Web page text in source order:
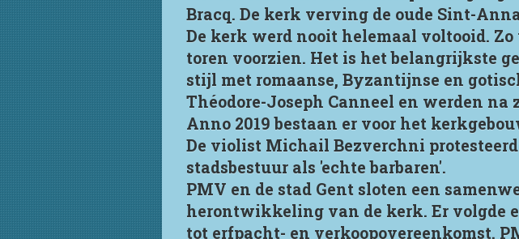
Bracq. De kerk verving de oude Sint-
De kerk werd nooit helemaal voltooid.
toren voorzien. Het is het belangrijkste
stijl met romaanse, Byzantijnse en
Théodore-Joseph Canneel en werden
Anno 2019 bestaan er voor het
De violist Michail Bezverchni
stadsbestuur als 'echte barbaren'.
PMV en de stad Gent sloten een
herontwikkeling van de kerk. Er volgde
tot erfpacht- en verkoopovereenkomst.